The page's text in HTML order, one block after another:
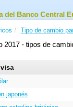
del Banco Central
Tipo de cambio
2017 - tipos de
japonés